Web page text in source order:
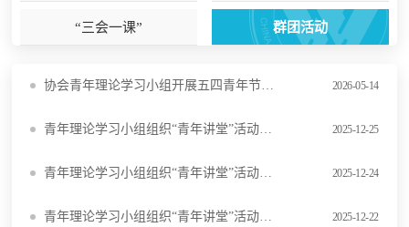
“三会一课” 群团活动
协会青年理论学习小组开展五四青年节专题学习活动 2026-05-14
青年理论学习小组组织“青年讲堂”活动（四） 2025-12-25
青年理论学习小组组织“青年讲堂”活动（三） 2025-12-24
青年理论学习小组组织“青年讲堂”活动（二） 2025-12-22